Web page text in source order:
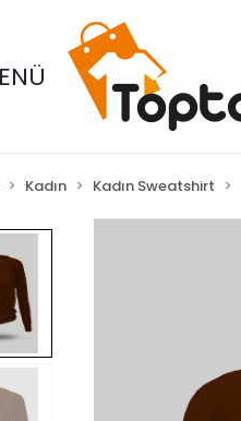
Kadın Kadın Sweatshirt